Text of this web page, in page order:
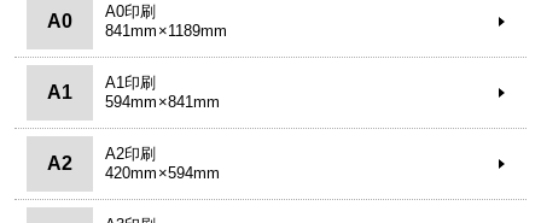
A0
A0印刷
841mm×1189mm
A1
A1印刷
594mm×841mm
A2
A2印刷
420mm×594mm